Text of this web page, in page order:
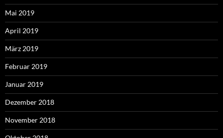
Mai 2019
April 2019
März 2019
Februar 2019
Januar 2019
Dezember 2018
November 2018